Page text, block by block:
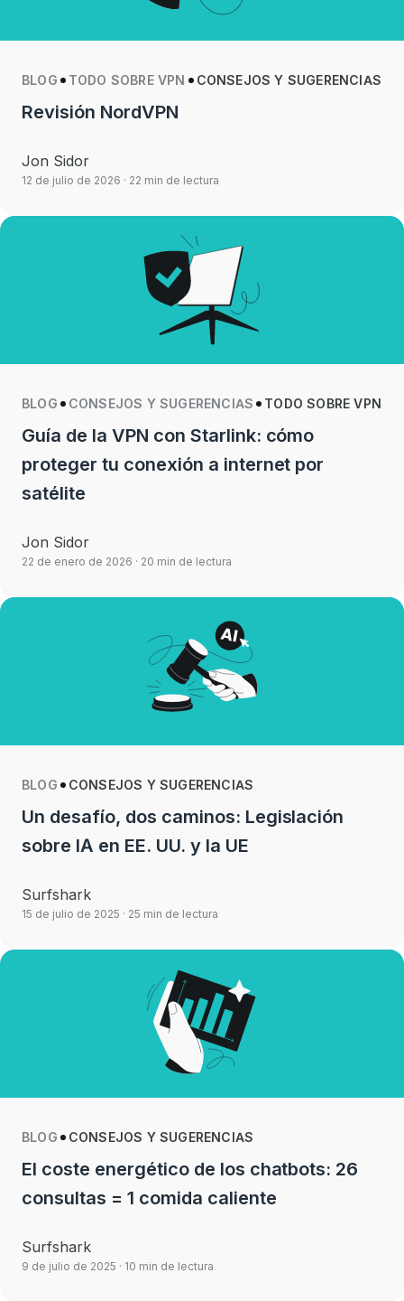
BLOG TODO SOBRE VPN CONSEJOS Y SUGERENCIAS
Revisión NordVPN
Jon Sidor
12 de julio de 2026 · 22 min de lectura
BLOG CONSEJOS Y SUGERENCIAS TODO SOBRE VPN
Guía de la VPN con Starlink: cómo
proteger tu conexión a internet por
satélite
Jon Sidor
22 de enero de 2026 · 20 min de lectura
BLOG CONSEJOS Y SUGERENCIAS
Un desafío, dos caminos: Legislación
sobre IA en EE. UU. y la UE
Surfshark
15 de julio de 2025 · 25 min de lectura
BLOG CONSEJOS Y SUGERENCIAS
El coste energético de los chatbots: 26
consultas = 1 comida caliente
Surfshark
9 de julio de 2025 · 10 min de lectura